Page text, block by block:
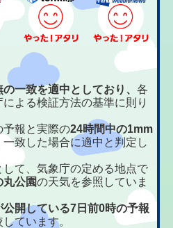
一致を適中としており、各
よる検証方法の基準に則り
報と実際の24時間中の1mm
一致した場合に適中と判定し
て、気象庁の定める地点で
丸公園の天気を参照していま
公開している7日前0時の予報
ています。